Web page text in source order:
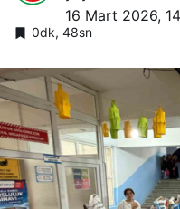
16 Mart 2026,
0dk, 48sn